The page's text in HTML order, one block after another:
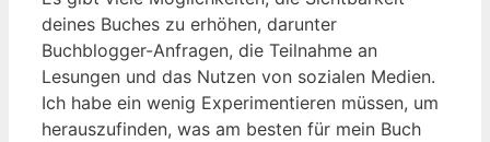
deines Buches zu erhöhen, darunter
Buchblogger-Anfragen, die Teilnahme an
Lesungen und das Nutzen von sozialen Medien.
Ich habe ein wenig Experimentieren müssen, um
herauszufinden, was am besten für mein Buch